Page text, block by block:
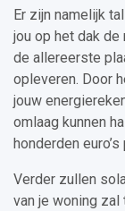
Er zijn namelijk
jou op het dak de
de allereerste
opleveren. Door
jouw
omlaag kunnen
honderden euro’s
Verder zullen
van je woning